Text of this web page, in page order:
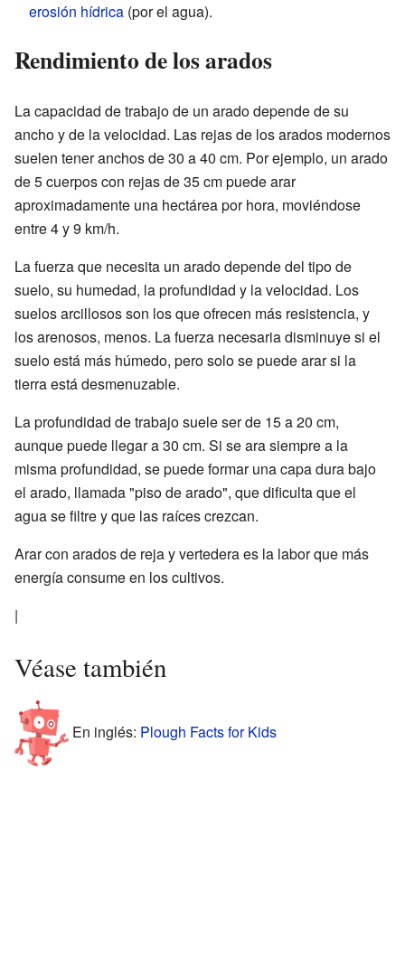
erosión hídrica (por el agua).
Rendimiento de los arados
La capacidad de trabajo de un arado depende de su
ancho y de la velocidad. Las rejas de los arados modernos
suelen tener anchos de 30 a 40 cm. Por ejemplo, un arado
de 5 cuerpos con rejas de 35 cm puede arar
aproximadamente una hectárea por hora, moviéndose
entre 4 y 9 km/h.
La fuerza que necesita un arado depende del tipo de
suelo, su humedad, la profundidad y la velocidad. Los
suelos arcillosos son los que ofrecen más resistencia, y
los arenosos, menos. La fuerza necesaria disminuye si el
suelo está más húmedo, pero solo se puede arar si la
tierra está desmenuzable.
La profundidad de trabajo suele ser de 15 a 20 cm,
aunque puede llegar a 30 cm. Si se ara siempre a la
misma profundidad, se puede formar una capa dura bajo
el arado, llamada "piso de arado", que dificulta que el
agua se filtre y que las raíces crezcan.
Arar con arados de reja y vertedera es la labor que más
energía consume en los cultivos.
|
Véase también
En inglés: Plough Facts for Kids